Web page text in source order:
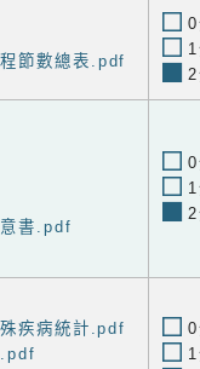
節數總表.pdf
書.pdf
疾病統計.pdf
.pdf